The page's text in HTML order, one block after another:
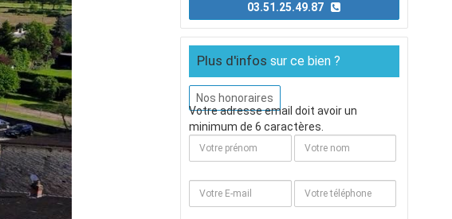
03.51.25.49.87
Plus d'infos sur ce bien ?
Nos honoraires
Votre adresse email doit avoir un
minimum de 6 caractères.